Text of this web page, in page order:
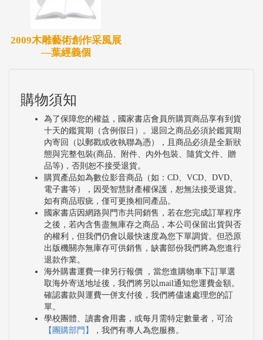
2009木雕藝術創作采風展
—葉經義個
購物須知
為了保障您的權益，國家書店會員所購買商品享有到貨
十天的鑑賞期（含例假日）。退回之商品必須於鑑賞期
內寄回（以郵戳或收執聯為憑），且商品必須是全新狀
態與完整包裝(商品、附件、內外包裝、隨貨文件、贈
品等)，否則恕不接受退貨。
購買產品如為數位影音商品（如：CD、VCD、DVD、
電子書等），因受智慧財產權保護，恕無法接受退貨。
如有商品瑕疵，僅可更換相同產品。
國家書店因網路與門市共同銷售，若在您完成訂單程序
之後，若內含售盡無庫存之商品，本公司保留出貨與否
的權利，但我們仍會以最快速度為您下單調貨。但恐原
出版機關亦無庫存可供銷售，缺書部份我們將為您進行
退款作業。
海外購書運費一律另行報價 ，當您進購物車下訂單選
取海外寄送地址後，我們將另以mail通知您運費金額。
確認書款與運費一併支付後，我們將儘速處理您的訂
單。
學校團體、讀書會用書，或每月需特定數量者，可洽
【團購部門】
，我們有專人為您服務。